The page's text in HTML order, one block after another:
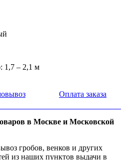
1,7 – 2,1 м
Оплата заказа
в Москве и Московской
гробов, венков и других
из наших пунктов выдачи в